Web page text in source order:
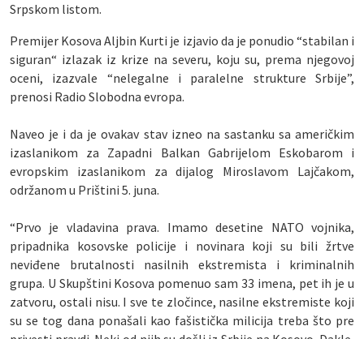
Srpskom listom.
Premijer Kosova Aljbin Kurti je izjavio da je ponudio “stabilan i
siguran“ izlazak iz krize na severu, koju su, prema njegovoj
oceni, izazvale “nelegalne i paralelne strukture Srbije”,
prenosi Radio Slobodna evropa.
Naveo je i da je ovakav stav izneo na sastanku sa američkim
izaslanikom za Zapadni Balkan Gabrijelom Eskobarom i
evropskim izaslanikom za dijalog Miroslavom Lajčakom,
održanom u Prištini 5. juna.
“Prvo je vladavina prava. Imamo desetine NATO vojnika,
pripadnika kosovske policije i novinara koji su bili žrtve
neviđene brutalnosti nasilnih ekstremista i kriminalnih
grupa. U Skupštini Kosova pomenuo sam 33 imena, pet ih je u
zatvoru, ostali nisu. I sve te zločince, nasilne ekstremiste koji
su se tog dana ponašali kao fašistička milicija treba što pre